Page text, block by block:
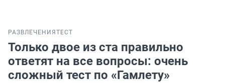
РАЗВЛЕЧЕНИЯ ТЕСТ
Только двое из ста правильно
ответят на все вопросы: очень
сложный тест по «Гамлету»